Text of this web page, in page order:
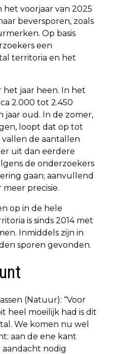
het voorjaar van 2025
beversporen, zoals
Op basis
een
territoria en het
jaar heen. In het
2.000 tot 2.450
jaar oud. In de zomer,
loopt dat op tot
vallen de aantallen
uit dan eerdere
de onderzoekers
gaan; aanvullend
precisie.
op in de hele
is sinds 2014 met
Inmiddels zijn in
sporen gevonden.
(Natuur): “Voor
heel moeilijk had is dit
We komen nu wel
aan de ene kant
nodig